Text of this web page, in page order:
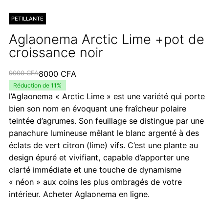
PETILLANTE
Aglaonema Arctic Lime +pot de
croissance noir
9000CFA
Le
prix
initial
était :
9000 CFA.
8000 CFA
Le
prix
actuel
est :
8000 CFA.
Réduction de 11%
l’Aglaonema « Arctic Lime » est une variété qui porte
bien son nom en évoquant une fraîcheur polaire
teintée d’agrumes. Son feuillage se distingue par une
panachure lumineuse mêlant le blanc argenté à des
éclats de vert citron (lime) vifs. C’est une plante au
design épuré et vivifiant, capable d’apporter une
clarté immédiate et une touche de dynamisme
« néon » aux coins les plus ombragés de votre
intérieur. Acheter Aglaonema en ligne.